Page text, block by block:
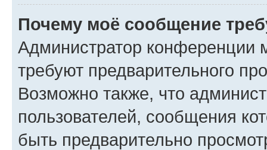
Почему моё сообщение
Администратор конференции
требуют предварительного
Возможно также, что
пользователей, сообщения
быть предварительно